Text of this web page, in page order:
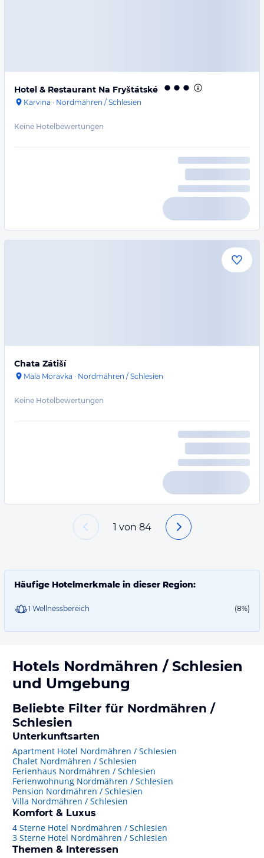
Hotel & Restaurant Na Fryštátské
Karvina · Nordmähren / Schlesien
Keine Hotelbewertungen
Chata Zátiší
Mala Moravka · Nordmähren / Schlesien
Keine Hotelbewertungen
1 von 84
Häufige Hotelmerkmale in dieser Region:
1 Wellnessbereich (8%)
Hotels Nordmähren / Schlesien
und Umgebung
Beliebte Filter für Nordmähren /
Schlesien
Unterkunftsarten
Apartment Hotel Nordmähren / Schlesien
Chalet Nordmähren / Schlesien
Ferienhaus Nordmähren / Schlesien
Ferienwohnung Nordmähren / Schlesien
Pension Nordmähren / Schlesien
Villa Nordmähren / Schlesien
Komfort & Luxus
4 Sterne Hotel Nordmähren / Schlesien
3 Sterne Hotel Nordmähren / Schlesien
Themen & Interessen